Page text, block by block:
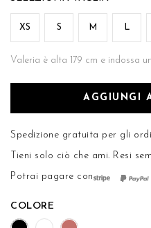
XS S M L
Valeria è alta 179 cm e indossa
AGGIUNGI
Spedizione gratuita per gli
Tieni solo ciò che ami. Resi
Potrai pagare con
COLORE
immagini